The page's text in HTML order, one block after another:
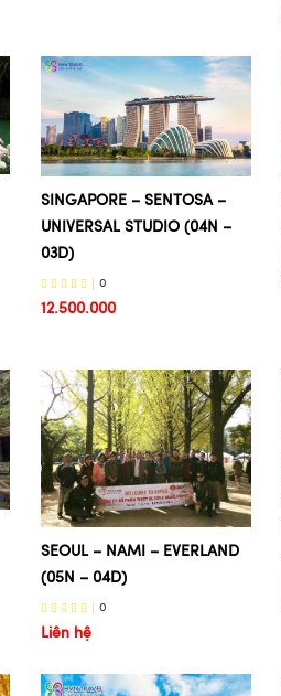
SINGAPORE – SENTOSA –
UNIVERSAL STUDIO (04N –
03D)
0
12.500.000
SEOUL – NAMI – EVERLAND
(05N – 04D)
0
Liên hệ